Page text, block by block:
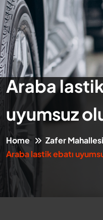
Araba
uyumsuz
Home
Zafer
Araba lastik ebatı